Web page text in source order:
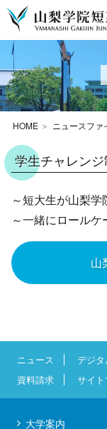
HOME ニュースファ
学生チャレン
～短大生が山梨
～一緒にロール
山
ニュース デジ
資料請求
サイ
大学案内